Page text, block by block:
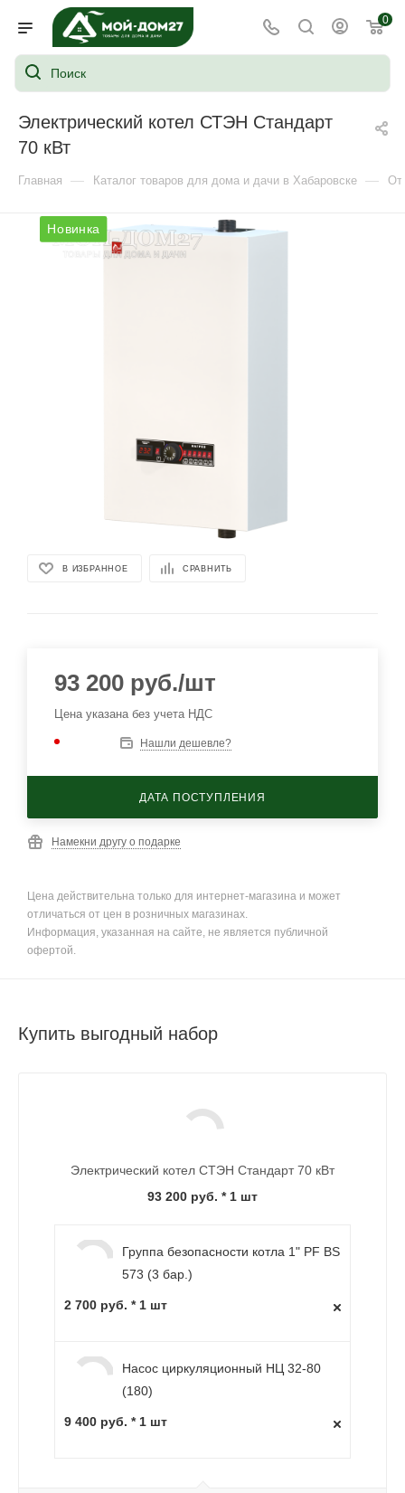
0
Электрический котел СТЭН Стандарт
70 кВт
Главная — Каталог товаров для дома и дачи в Хабаровске —
Новинка
В ИЗБРАННОЕ СРАВНИТЬ
93 200 руб./шт
Цена указана без учета НДС
Нашли дешевле?
ДАТА ПОСТУПЛЕНИЯ
Намекни другу о подарке
Цена действительна только для интернет-магазина и может
отличаться от цен в розничных магазинах.
Информация, указанная на сайте, не является публичной
офертой.
Купить выгодный набор
Электрический котел СТЭН Стандарт 70 кВт
93 200 руб. * 1 шт
Группа безопасности котла 1" PF BS
573 (3 бар.)
2 700 руб. * 1 шт
Насос циркуляционный НЦ 32-80
(180)
9 400 руб. * 1 шт